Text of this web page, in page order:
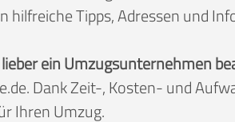
hilfreiche Tipps, Adressen und
ein Umzugsunternehmen
Dank Zeit-, Kosten- und
Ihren Umzug.